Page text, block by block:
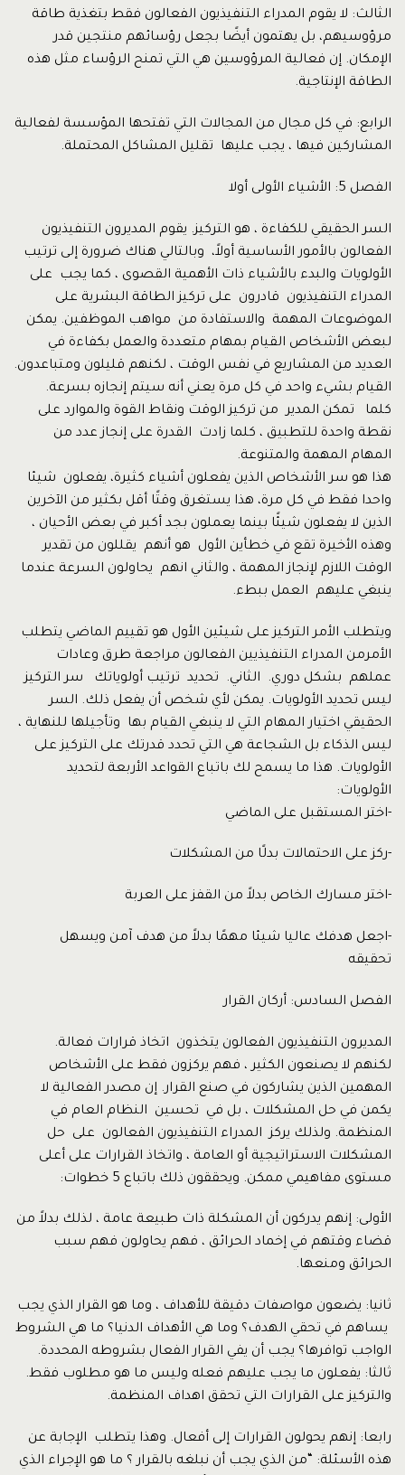
الثالث: لا يقوم المدراء التنفيذيون الفعالون فقط بتغذية طاقة
مرؤوسيهم، بل يهتمون أيضًا بجعل رؤسائهم منتجين قدر
الإمكان. إن فعالية المرؤوسين هي التي تمنح الرؤساء مثل هذه
الطاقة الإنتاجية.
الرابع: في كل مجال من المجالات التي تفتحها المؤسسة لفعالية
المشاركين فيها ، يجب عليها تقليل المشاكل المحتملة.
الفصل 5: الأشياء الأولى أولا
السر الحقيقي للكفاءة ، هو التركيز. يقوم المديرون التنفيذيون
الفعالون بالأمور الأساسية أولاً، وبالتالي هناك ضرورة إلى ترتيب
الأولويات والبدء بالأشياء ذات الأهمية القصوى ، كما يجب على
المدراء التنفيذيون قادرون على تركيز الطاقة البشرية على
الموضوعات المهمة والاستفادة من مواهب الموظفين. يمكن
لبعض الأشخاص القيام بمهام متعددة والعمل بكفاءة في
العديد من المشاريع في نفس الوقت ، لكنهم قليلون ومتباعدون.
القيام بشيء واحد في كل مرة يعني أنه سيتم إنجازه بسرعة.
كلما تمكن المدير من تركيز الوقت ونقاط القوة والموارد على
نقطة واحدة للتطبيق ، كلما زادت القدرة على إنجاز عدد من
المهام المهمة والمتنوعة.
هذا هو سر الأشخاص الذين يفعلون أشياء كثيرة، يفعلون شيئا
واحدا فقط في كل مرة، هذا يستغرق وقتًا أقل بكثير من الآخرين
الذين لا يفعلون شيئًا بينما يعملون بجد أكبر في بعض الأحيان ،
وهذه الأخيرة تقع في خطأين الأول هو أنهم يقللون من تقدير
الوقت اللازم لإنجاز المهمة ، والثاني انهم يحاولون السرعة عندما
ينبغي عليهم العمل ببطء.
ويتطلب الأمر التركيز على شيئين الأول هو تقييم الماضي يتطلب
الأمرمن المدراء التنفيذيين الفعالون مراجعة طرق وعادات
عملهم بشكل دوري. الثاني. تحديد ترتيب أولوياتك سر التركيز
ليس تحديد الأولويات. يمكن لأي شخص أن يفعل ذلك. السر
الحقيقي اختيار المهام التي لا ينبغي القيام بها وتأجيلها للنهاية ،
ليس الذكاء بل الشجاعة هي التي تحدد قدرتك على التركيز على
الأولويات. هذا ما يسمح لك باتباع القواعد الأربعة لتحديد
الأولويات:
-اختر المستقبل على الماضي
-ركز على الاحتمالات بدلًا من المشكلات
-اختر مسارك الخاص بدلاً من القفز على العربة
-اجعل هدفك عاليا شيئا مهمًا بدلاً من هدف آمن ويسهل
تحقيقه
الفصل السادس: أركان القرار
المديرون التنفيذيون الفعالون يتخذون اتخاذ قرارات فعالة.
لكنهم لا يصنعون الكثير ، فهم يركزون فقط على الأشخاص
المهمين الذين يشاركون في صنع القرار. إن مصدر الفعالية لا
يكمن في حل المشكلات ، بل في تحسين النظام العام في
المنظمة. ولذلك يركز المدراء التنفيذيون الفعالون على حل
المشكلات الاستراتيجية أو العامة ، واتخاذ القرارات على أعلى
مستوى مفاهيمي ممكن. ويحققون ذلك باتباع 5 خطوات:
الأولى: إنهم يدركون أن المشكلة ذات طبيعة عامة ، لذلك بدلاً من
قضاء وقتهم في إخماد الحرائق ، فهم يحاولون فهم سبب
الحرائق ومنعها.
ثانيا: يضعون مواصفات دقيقة للأهداف ، وما هو القرار الذي يجب
يساهم في تحقي الهدف؟ وما هي الأهداف الدنيا؟ ما هي الشروط
الواجب توافرها؟ يجب أن يفي القرار الفعال بشروطه المحددة.
ثالثا: يفعلون ما يجب عليهم فعله وليس ما هو مطلوب فقط.
والتركيز على القرارات التي تحقق اهداف المنظمة.
رابعا: إنهم يحولون القرارات إلى أفعال. وهذا يتطلب الإجابة عن
هذه الأسئلة: “من الذي يجب أن نبلغه بالقرار ؟ ما هو الإجراء الذي